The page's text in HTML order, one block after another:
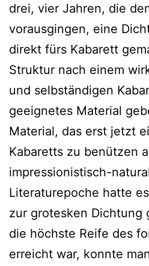
drei, vier Jahren, die
vorausgingen, eine
direkt fürs Kabarett
Struktur nach einem
und selbständigen
geeignetes Material
Material, das erst jetzt
Kabaretts zu benützen
impressionistisch-
Literaturepoche hatte
zur grotesken Dichtung
die höchste Reife des
erreicht war, konnte